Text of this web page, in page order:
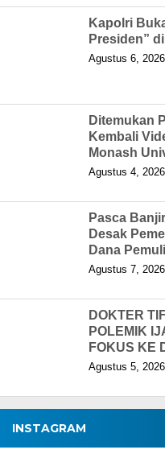
Kapolri
Presiden”
Agustus 6, 2026
Ditemukan
Kembali
Monash
Agustus 4, 2026
Pasca
Desak
Dana
Agustus 7, 2026
DOKTER
POLEMIK
FOKUS KE
Agustus 5, 2026
INSTAGRAM